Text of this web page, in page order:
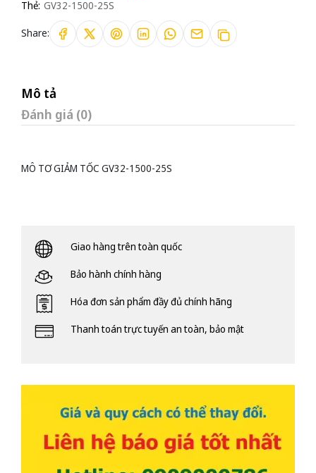
Thẻ: GV32-1500-25S
Share:
Mô tả
Đánh giá (0)
MÔ TƠ GIẢM TỐC GV32-1500-25S
Giao hàng trên toàn quốc
Bảo hành chính hàng
Hóa đơn sản phẩm đầy đủ chính hãng
Thanh toán trực tuyến an toàn, bảo mật